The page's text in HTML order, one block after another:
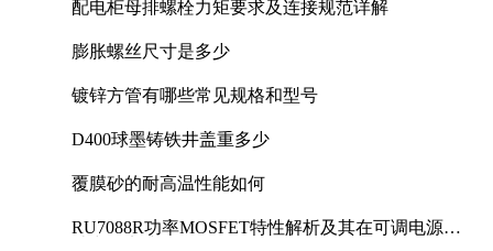
配电柜母排螺栓力矩要求及连接规范详解
膨胀螺丝尺寸是多少
镀锌方管有哪些常见规格和型号
D400球墨铸铁井盖重多少
覆膜砂的耐高温性能如何
RU7088R功率MOSFET特性解析及其在可调电源设